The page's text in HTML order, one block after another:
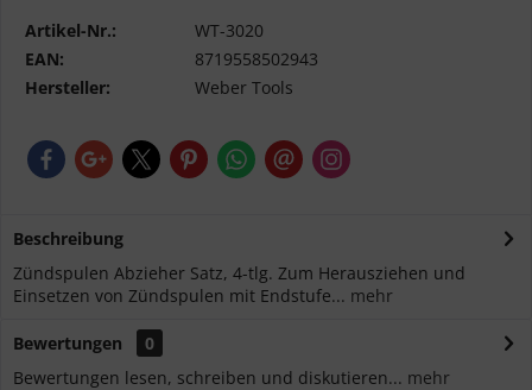
Artikel-Nr.:
WT-3020
EAN:
8719558502943
Hersteller:
Weber Tools
Beschreibung
Zündspulen Abzieher Satz, 4-tlg. Zum Herausziehen und
Einsetzen von Zündspulen mit Endstufe... mehr
Bewertungen
0
Bewertungen lesen, schreiben und diskutieren... mehr